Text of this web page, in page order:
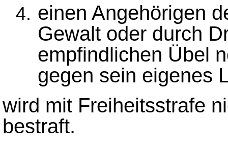
einen Angehörigen
Gewalt oder durch
empfindlichen Übel
gegen sein eigenes
wird mit Freiheitsstrafe
bestraft.